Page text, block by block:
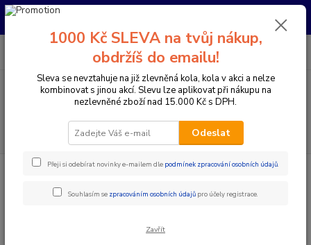
Pro nachystání kola / doplňků na prodejně si prosím zavolejte dopředu.
Menu
CZK
PO-PÁ 10:00-17:00 | SO: 9:00-12:00
Komponenty na kolo Gripy a omotávky
Gripy klasické / MTB
1000 Kč SLEVA na tvůj nákup,
obdržíš do emailu!
Sleva se nevztahuje na již zlevněná kola, kola v akci a nelze
kombinovat s jinou akcí. Slevu lze aplikovat při nákupu na
nezlevněné zboží nad 15.000 Kč s DPH.
Odeslat
Přeji si odebírat novinky e-mailem dle podmínek zpracování osobních údajů.
Souhlasím se zpracováním osobních údajů pro účely registrace.
Zavřít